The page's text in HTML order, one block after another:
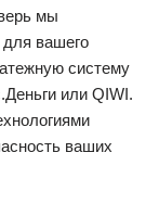
мы
вашего
систему
или QIWI.
ваших